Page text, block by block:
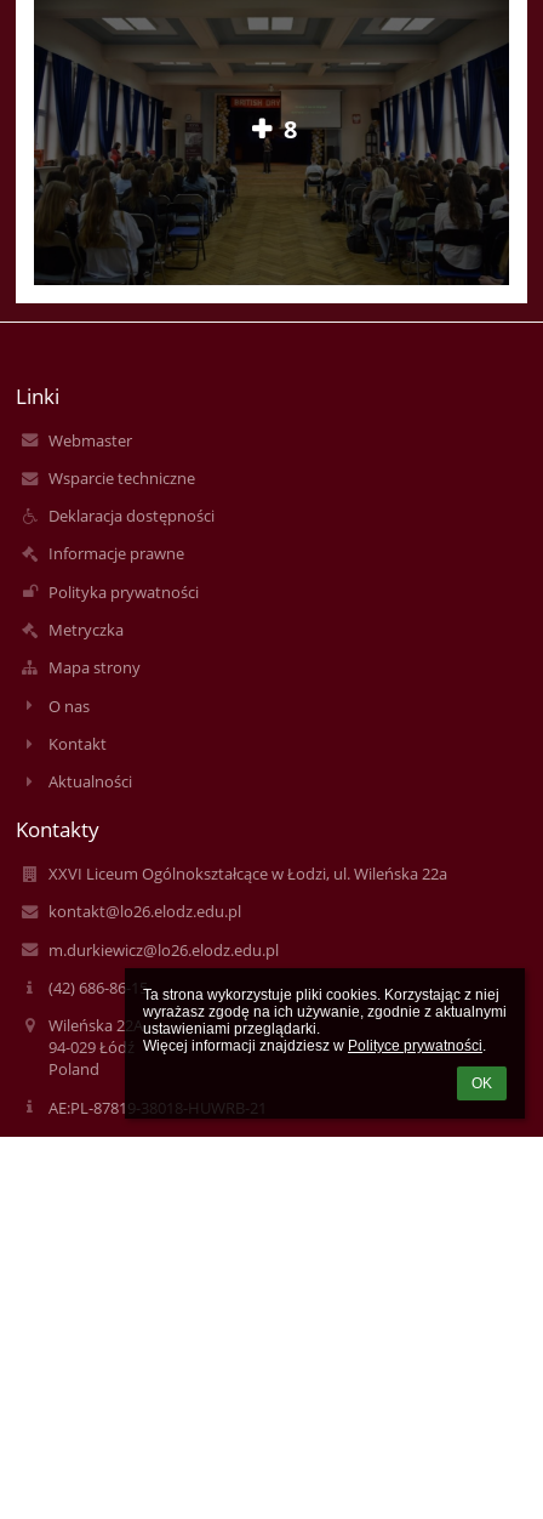
Ta strona wykorzystuje pliki cookies. Korzystając z niej
wyrażasz zgodę na ich używanie, zgodnie z aktualnymi
ustawieniami przeglądarki.
Więcej informacji znajdziesz w Polityce prywatności.
OK
8
Linki
Webmaster
Wsparcie techniczne
Deklaracja dostępności
Informacje prawne
Polityka prywatności
Metryczka
Mapa strony
O nas
Kontakt
Aktualności
Kontakty
XXVI Liceum Ogólnokształcące w Łodzi, ul. Wileńska 22a
kontakt@lo26.elodz.edu.pl
m.durkiewicz@lo26.elodz.edu.pl
(42) 686-86-15
Wileńska 22A
94-029 Łódź
Poland
AE:PL-87819-38018-HUWRB-21